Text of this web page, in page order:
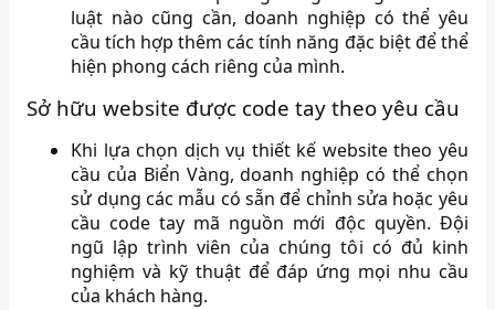
luật nào cũng cần, doanh nghiệp có thể yêu
cầu tích hợp thêm các tính năng đặc biệt để thể
hiện phong cách riêng của mình.
Sở hữu website được code tay theo yêu cầu
Khi lựa chọn dịch vụ thiết kế website theo yêu
cầu của Biển Vàng, doanh nghiệp có thể chọn
sử dụng các mẫu có sẵn để chỉnh sửa hoặc yêu
cầu code tay mã nguồn mới độc quyền. Đội
ngũ lập trình viên của chúng tôi có đủ kinh
nghiệm và kỹ thuật để đáp ứng mọi nhu cầu
của khách hàng.